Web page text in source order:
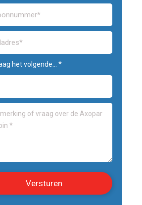
het volgende... *